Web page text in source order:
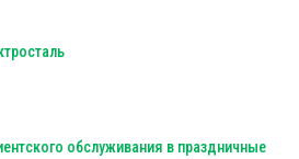
обслуживания в праздничные